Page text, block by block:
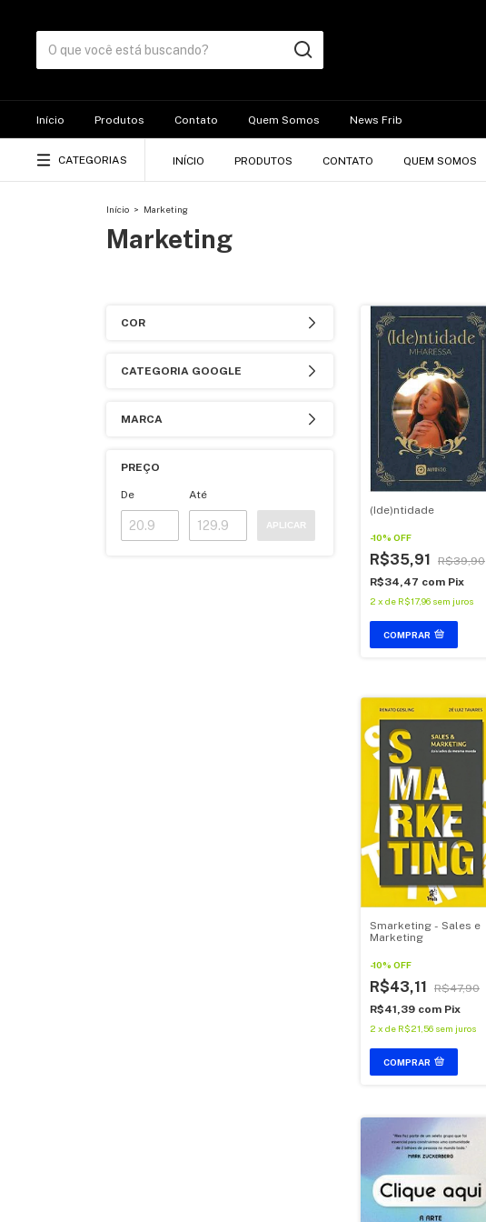
Início Produtos Contato Quem Somos News Frib
CATEGORIAS INÍCIO PRODUTOS CONTATO QUEM SOMOS
Início > Marketing
Marketing
COR
CATEGORIA GOOGLE
MARCA
PREÇO
De Até
APLICAR
(Ide)ntidade
-10% OFF
R$35,91
R$39,90
R$34,47 com Pix
2 x de R$17,96 sem juros
COMPRAR
Smarketing - Sales e
Marketing
-10% OFF
R$43,11
R$47,90
R$41,39 com Pix
2 x de R$21,56 sem juros
COMPRAR